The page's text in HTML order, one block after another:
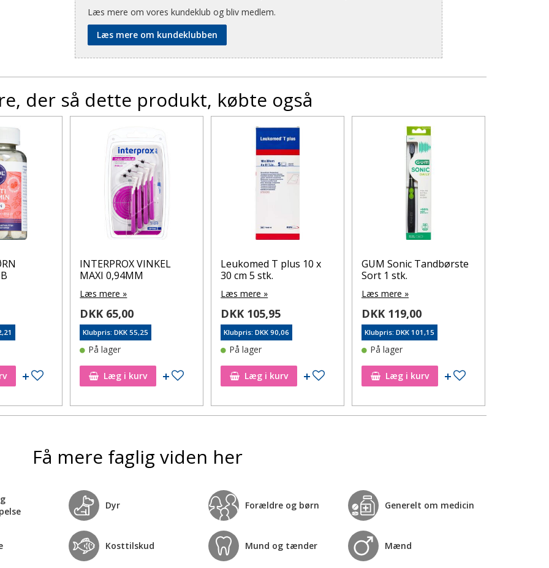
Læs mere om vores kundeklub og bliv medlem.
Læs mere om kundeklubben
der så dette produkt, købte også
Tilføj til ønskeseddel
INTERPROX VINKEL
MAXI 0,94MM
Læs mere »
DKK 65,00
Klubpris: DKK 55,25
På lager
Læg i kurv Tilføj til ønskeseddel
Leukomed T plus 10 x
30 cm 5 stk.
Læs mere »
DKK 105,95
Klubpris: DKK 90,06
På lager
Læg i kurv Tilføj til ønskeseddel
GUM Sonic Tandbørste
Sort 1 stk.
Læs mere »
DKK 119,00
Klubpris: DKK 101,15
På lager
Læg i kurv Tilføj til ønskeseddel
Få mere faglig viden her
Dyr Forældre og børn Generelt om medicin
Kosttilskud Mund og tænder Mænd